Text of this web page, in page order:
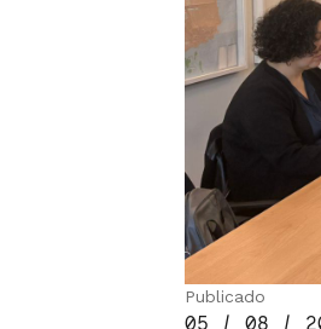
Publicado
05 / 08 /